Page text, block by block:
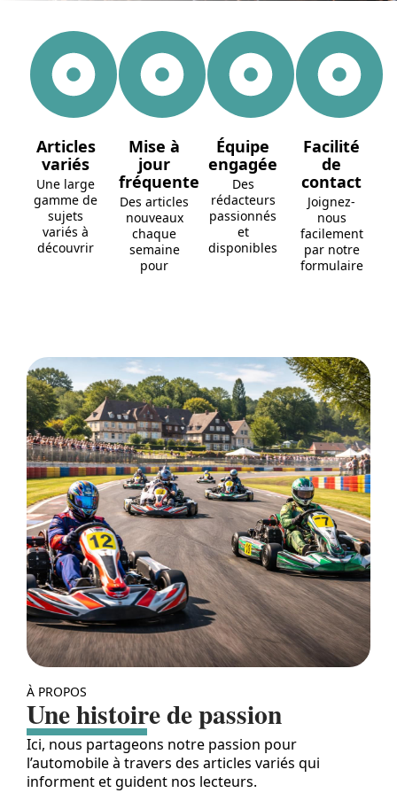
Articles
variés
Une large
gamme de
sujets
variés à
découvrir
Mise à
jour
fréquente
Des articles
nouveaux
chaque
semaine
pour
Équipe
engagée
Des
rédacteurs
passionnés
et
disponibles
Facilité
de
contact
Joignez-
nous
facilement
par notre
formulaire
À PROPOS
Une histoire de passion
Ici, nous partageons notre passion pour
l’automobile à travers des articles variés qui
informent et guident nos lecteurs.